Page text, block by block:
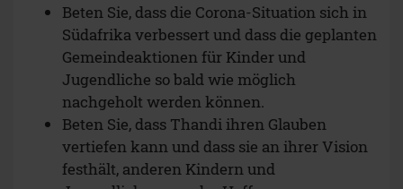
Beten Sie, dass die Corona-Situation sich in
Südafrika verbessert und dass die geplanten
Gemeindeaktionen für Kinder und
Jugendliche so bald wie möglich
nachgeholt werden können.
Beten Sie, dass Thandi ihren Glauben
vertiefen kann und dass sie an ihrer Vision
festhält, anderen Kindern und